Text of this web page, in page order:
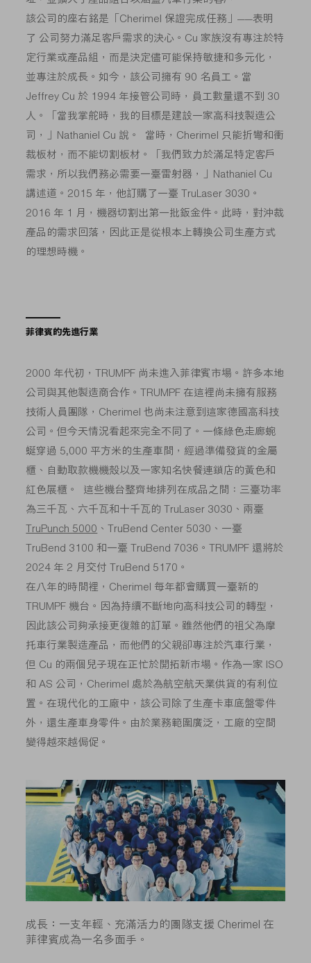
該公司的座右銘是「Cherimel 保證完成任務」——表明
了 公司努力滿足客戶需求的決心。Cu 家族沒有專注於特
定行業或產品組，而是決定儘可能保持敏捷和多元化，
並專注於成長。如今，該公司擁有 90 名員工。當
Jeffrey Cu 於 1994 年接管公司時，員工數量還不到 30
人。「當我掌舵時，我的目標是建設一家高科技製造公
司，」Nathaniel Cu 說。 當時，Cherimel 只能折彎和衝
裁板材，而不能切割板材。「我們致力於滿足特定客戶
需求，所以我們務必需要一臺雷射器，」Nathaniel Cu
講述道。2015 年，他訂購了一臺 TruLaser 3030。
2016 年 1 月，機器切割出第一批鈑金件。此時，對沖裁
產品的需求回落，因此正是從根本上轉換公司生產方式
的理想時機。
菲律賓的先進行業
2000 年代初，TRUMPF 尚未進入菲律賓市場。許多本地
公司與其他製造商合作。TRUMPF 在這裡尚未擁有服務
技術人員團隊，Cherimel 也尚未注意到這家德國高科技
公司。但今天情況看起來完全不同了。一條綠色走廊蜿
蜒穿過 5,000 平方米的生產車間，經過準備發貨的金屬
櫃、自動取款機機殼以及一家知名快餐連鎖店的黃色和
紅色展櫃。 這些機台整齊地排列在成品之間：三臺功率
為三千瓦、六千瓦和十千瓦的 TruLaser 3030、兩臺
TruPunch 5000 、TruBend Center 5030、一臺
TruBend 3100 和一臺 TruBend 7036。TRUMPF 還將於
2024 年 2 月交付 TruBend 5170。
在八年的時間裡，Cherimel 每年都會購買一臺新的
TRUMPF 機台。因為持續不斷地向高科技公司的轉型，
因此該公司夠承接更復雜的訂單。雖然他們的祖父為摩
托車行業製造產品，而他們的父親卻專注於汽車行業，
但 Cu 的兩個兒子現在正忙於開拓新市場。作為一家 ISO
和 AS 公司，Cherimel 處於為航空航天業供貨的有利位
置。在現代化的工廠中，該公司除了生產卡車底盤零件
外，還生產車身零件。由於業務範圍廣泛，工廠的空間
變得越來越侷促。
成長：一支年輕、充滿活力的團隊支援 Cherimel 在
菲律賓成為一名多面手。